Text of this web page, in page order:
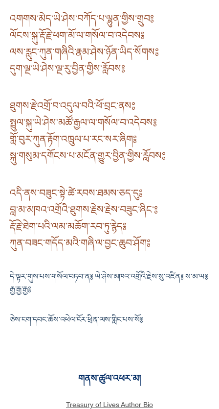
འགགས་མེད་ཡེ་ཤེས་བཀོད་པ་ལྷུན་གྱིས་གྲུབ༔
ལོངས་སྐུ་རྡོ་རྗེ་ཕག་མོ་ལ་གསོལ་བ་འདེབས༔
ལས་རླུང་ཀུན་གཞིའི་རྣམ་ཤེས་ཉོན་ཡིད་སོགས༔
དུག་ལྔ་ཡེ་ཤེས་ལྔ་རུ་བྱིན་གྱིས་རློབས༔
ཐུགས་རྗེ་འགྲོ་བ་འདུལ་བའི་ཕོ་བྲང་ནས༔
སྤྲུལ་སྐུ་ཡེ་ཤེས་མཚོ་རྒྱལ་ལ་གསོལ་བ་འདེབས༔
གློ་བུར་ཀུན་རྟོག་འཁྲུལ་པ་རང་སར་ཞིག༔
སྐུ་གསུམ་དགོངས་པ་མངོན་གྱུར་བྱིན་གྱིས་རློབས༔
འདི་ནས་བཟུང་སྟེ་ཚེ་རབས་ཐམས་ཅད་དུ༔
བླ་མ་མཁའ་འགྲོའི་ཐུགས་རྗེས་རྗེས་བཟུང་ཞིང་༔
རྡོ་རྗེ་ཐེག་པའི་ལམ་མཆོག་རབ་ཏུ་རྙེད༔
ཀུན་བཟང་གདོད་མའི་གཞི་ལ་བྱང་ཆུབ་ཤོག༔
དེ་ལྟར་གུས་པས་གསོལ་བཏབ་ན༔ ཡེ་ཤེས་མཁའ་འགྲོའི་རྗེས་སུ་འཛིན༔ ས་མ་ཡ༔
རྒྱ་རྒྱ་རྒྱ༔
ཅེས་ངག་དབང་ཆོས་འཕེལ་ངོར་ཕྲིན་ལས་གླིང་པས་སོ༔
གནས་ཚུལ་འཕར་མ།
Treasury of Lives Author Bio